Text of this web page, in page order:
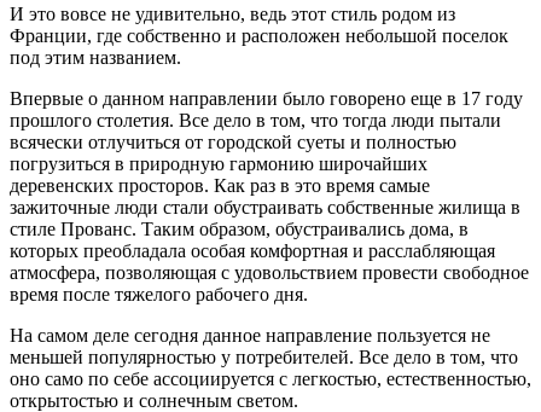
И это вовсе не удивительно, ведь этот стиль родом из
Франции, где собственно и расположен небольшой поселок
под этим названием.
Впервые о данном направлении было говорено еще в 17 году
прошлого столетия. Все дело в том, что тогда люди пытали
всячески отлучиться от городской суеты и полностью
погрузиться в природную гармонию широчайших
деревенских просторов. Как раз в это время самые
зажиточные люди стали обустраивать собственные жилища в
стиле Прованс. Таким образом, обустраивались дома, в
которых преобладала особая комфортная и расслабляющая
атмосфера, позволяющая с удовольствием провести свободное
время после тяжелого рабочего дня.
На самом деле сегодня данное направление пользуется не
меньшей популярностью у потребителей. Все дело в том, что
оно само по себе ассоциируется с легкостью, естественностью,
открытостью и солнечным светом.